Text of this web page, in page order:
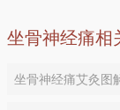
坐骨神经痛相
坐骨神经痛艾灸图